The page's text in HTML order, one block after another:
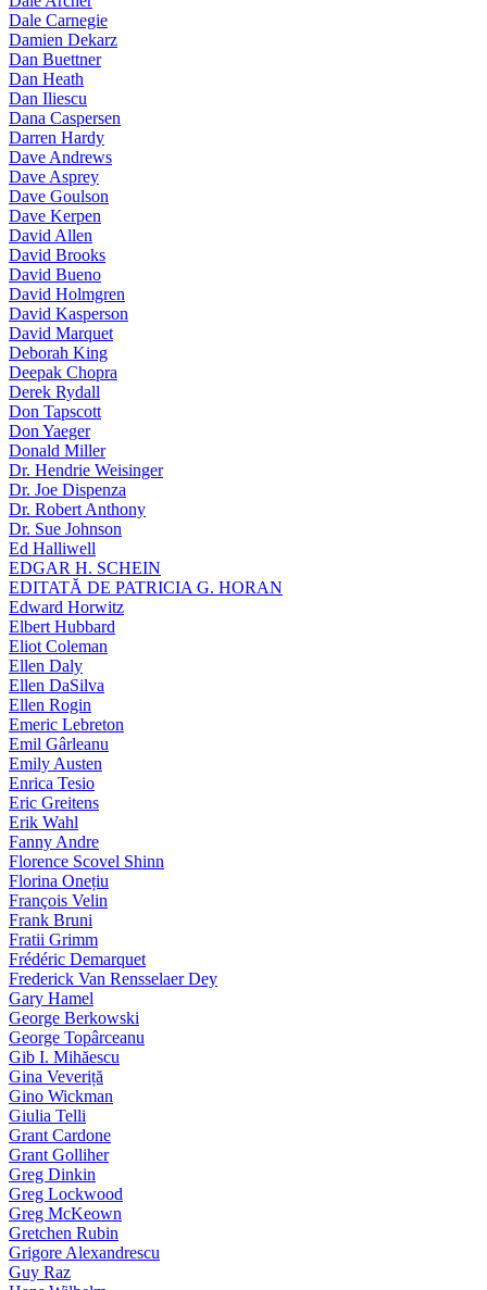
Dale Carnegie
Damien Dekarz
Dan Buettner
Dan Heath
Dan Iliescu
Dana Caspersen
Darren Hardy
Dave Andrews
Dave Asprey
Dave Goulson
Dave Kerpen
David Allen
David Brooks
David Bueno
David Holmgren
David Kasperson
David Marquet
Deborah King
Deepak Chopra
Derek Rydall
Don Tapscott
Don Yaeger
Donald Miller
Dr. Hendrie Weisinger
Dr. Joe Dispenza
Dr. Robert Anthony
Dr. Sue Johnson
Ed Halliwell
EDGAR H. SCHEIN
EDITATĂ DE PATRICIA G. HORAN
Edward Horwitz
Elbert Hubbard
Eliot Coleman
Ellen Daly
Ellen DaSilva
Ellen Rogin
Emeric Lebreton
Emil Gârleanu
Emily Austen
Enrica Tesio
Eric Greitens
Erik Wahl
Fanny Andre
Florence Scovel Shinn
Florina Onețiu
François Velin
Frank Bruni
Fratii Grimm
Frédéric Demarquet
Frederick Van Rensselaer Dey
Gary Hamel
George Berkowski
George Topârceanu
Gib I. Mihăescu
Gina Veveriță
Gino Wickman
Giulia Telli
Grant Cardone
Grant Golliher
Greg Dinkin
Greg Lockwood
Greg McKeown
Gretchen Rubin
Grigore Alexandrescu
Guy Raz